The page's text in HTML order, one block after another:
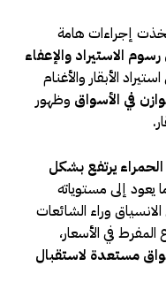
إجراءات هامة
الاستيراد والإعفاء
الأبقار والأغنام
في الأسواق وظهور
يرتفع بشكل
يعود إلى مستوياته
وراء الشائعات
في الأسعار،
مستعدة لاستقبال